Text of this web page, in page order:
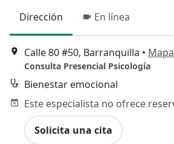
Dirección
En línea
Calle 80 #50, Barranquilla • Mapa
Consulta Presencial Psicología
Bienestar emocional
Solicita una cita